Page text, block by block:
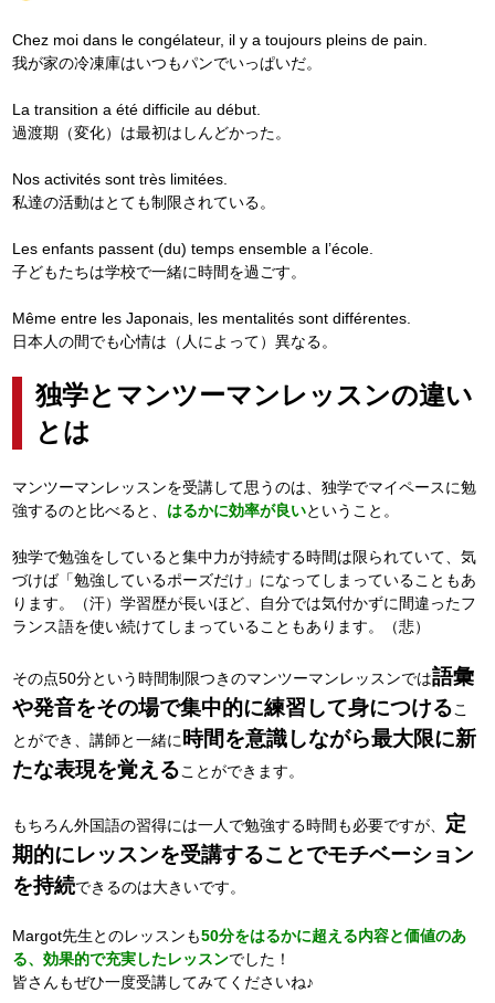
Chez moi dans le congélateur, il y a toujours pleins de pain.
我が家の冷凍庫はいつもパンでいっぱいだ。
La transition a été difficile au début.
過渡期（変化）は最初はしんどかった。
Nos activités sont très limitées.
私達の活動はとても制限されている。
Les enfants passent (du) temps ensemble a l’école.
子どもたちは学校で一緒に時間を過ごす。
Même entre les Japonais, les mentalités sont différentes.
日本人の間でも心情は（人によって）異なる。
独学とマンツーマンレッスンの違い
とは
マンツーマンレッスンを受講して思うのは、独学でマイペースに勉
強するのと比べると、 はるかに効率が良いということ。
独学で勉強をしていると集中力が持続する時間は限られていて、気
づけば「勉強しているポーズだけ」になってしまっていることもあ
ります。（汗）学習歴が長いほど、自分では気付かずに間違ったフ
ランス語を使い続けてしまっていることもあります。（悲）
その点50分という時間制限つきのマンツーマンレッスンでは語彙
や発音をその場で集中的に練習して身につけるこ
とができ、講師と一緒に 時間を意識しながら最大限に新
たな表現を覚えることができます。
もちろん外国語の習得には一人で勉強する時間も必要ですが、 定
期的にレッスンを受講することでモチベーション
を持続できるのは大きいです。
Margot先生とのレッスンも50分をはるかに超える内容と価値のあ
る、効果的で充実したレッスンでした！
皆さんもぜひ一度受講してみてくださいね♪